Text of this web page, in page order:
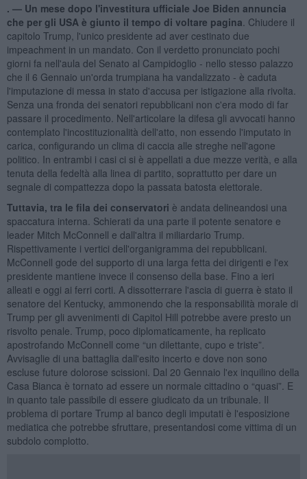
. — Un mese dopo l'investitura ufficiale Joe Biden annuncia
che per gli USA è giunto il tempo di voltare pagina . Chiudere il
capitolo Trump, l'unico presidente ad aver cestinato due
impeachment in un mandato. Con il verdetto pronunciato pochi
giorni fa nell'aula del Senato al Campidoglio - nello stesso palazzo
che il 6 Gennaio un'orda trumpiana ha vandalizzato - è caduta
l'imputazione di messa in stato d'accusa per istigazione alla rivolta.
Senza una fronda dei senatori repubblicani non c'era modo di far
passare il procedimento. Nell'articolare la difesa gli avvocati hanno
contemplato l'incostituzionalità dell'atto, non essendo l'imputato in
carica, configurando un clima di caccia alle streghe nell'agone
politico. In entrambi i casi ci si è appellati a due mezze verità, e alla
tenuta della fedeltà alla linea di partito, soprattutto per dare un
segnale di compattezza dopo la passata batosta elettorale.
Tuttavia, tra le fila dei conservatori è andata delineandosi una
spaccatura interna. Schierati da una parte il potente senatore e
leader Mitch McConnell e dall'altra il miliardario Trump.
Rispettivamente i vertici dell'organigramma dei repubblicani.
McConnell gode del supporto di una larga fetta dei dirigenti e l'ex
presidente mantiene invece il consenso della base. Fino a ieri
alleati e oggi ai ferri corti. A dissotterrare l'ascia di guerra è stato il
senatore del Kentucky, ammonendo che la responsabilità morale di
Trump per gli avvenimenti di Capitol Hill potrebbe avere presto un
risvolto penale. Trump, poco diplomaticamente, ha replicato
apostrofando McConnell come “un dilettante, cupo e triste”.
Avvisaglie di una battaglia dall'esito incerto e dove non sono
escluse future dolorose scissioni. Dal 20 Gennaio l'ex inquilino della
Casa Bianca è tornato ad essere un normale cittadino o “quasi”. E
in quanto tale passibile di essere giudicato da un tribunale. Il
problema di portare Trump al banco degli imputati è l'esposizione
mediatica che potrebbe sfruttare, presentandosi come vittima di un
subdolo complotto.